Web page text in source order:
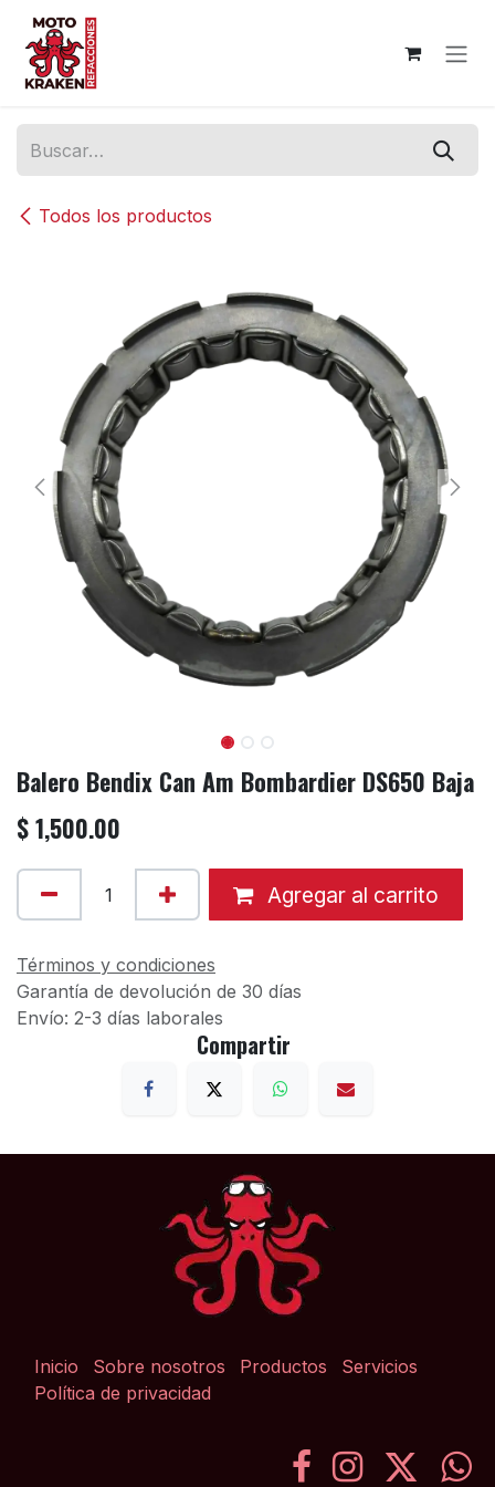
Ir al contenido
Todos los productos
Balero Bendix Can Am Bombardier DS650 Baja
$1,500.00
Agregar al carrito
Términos y condiciones
Garantía de devolución de 30 días
Envío: 2-3 días laborales
Compartir
Inicio Sobre nosotros Productos
Servicios
Política de privacidad